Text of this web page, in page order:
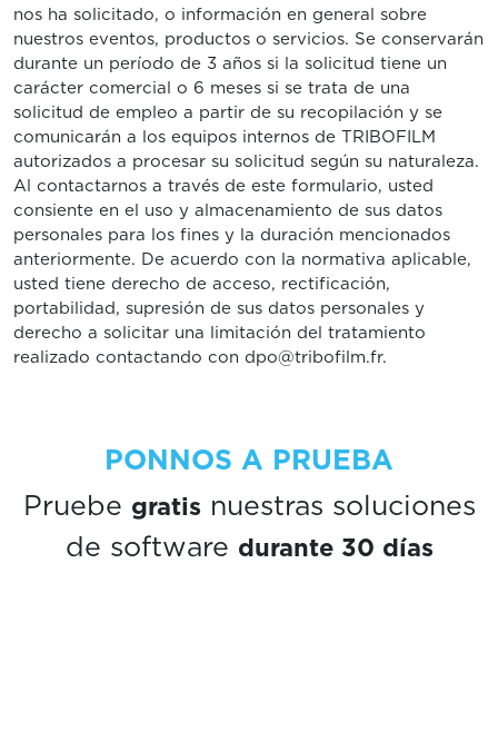
nos ha solicitado, o información en general sobre
nuestros eventos, productos o servicios. Se conservarán
durante un período de 3 años si la solicitud tiene un
carácter comercial o 6 meses si se trata de una
solicitud de empleo a partir de su recopilación y se
comunicarán a los equipos internos de TRIBOFILM
autorizados a procesar su solicitud según su naturaleza.
Al contactarnos a través de este formulario, usted
consiente en el uso y almacenamiento de sus datos
personales para los fines y la duración mencionados
anteriormente. De acuerdo con la normativa aplicable,
usted tiene derecho de acceso, rectificación,
portabilidad, supresión de sus datos personales y
derecho a solicitar una limitación del tratamiento
realizado contactando con dpo@tribofilm.fr.
PONNOS A PRUEBA
Pruebe gratis nuestras soluciones
de software durante 30 días